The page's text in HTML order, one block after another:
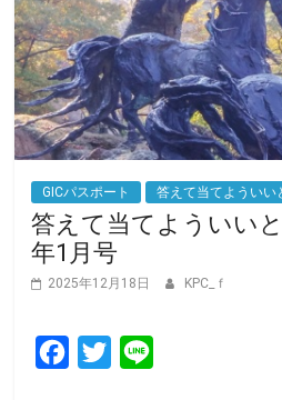
GICパスポート 答えて当てよういい
答えて当てよういい
年1月号
2025年12月18日 KPC_ｆ
T